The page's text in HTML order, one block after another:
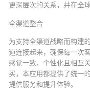
更深层次的关系，并在全
全渠道整合
为支持全渠道战略而构建
道连接起来，确保每一
感觉一致、个性化且相互
买，本应用都提供了统一
提供服务和提升体验。